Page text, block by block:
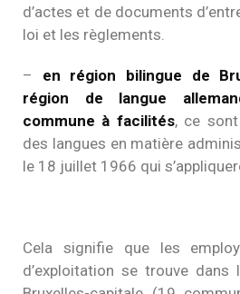
d’actes et de documents
loi et les règlements.
– en région bilingue de
région de langue
commune à facilités, ce
des langues en matière
le 18 juillet 1966 qui
Cela signifie que les
d’exploitation se trouve